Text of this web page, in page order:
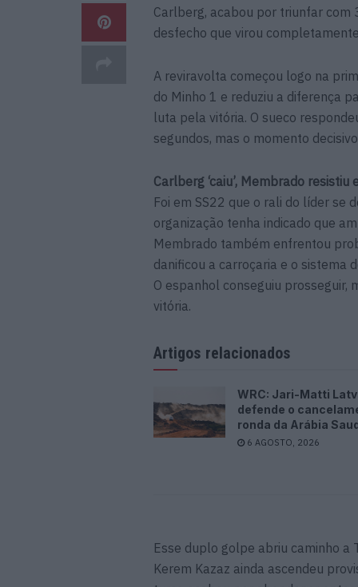
Carlberg, acabou por triunfar com
desfecho que virou
A reviravolta começou logo na
do Minho 1 e reduziu a diferença
luta pela vitória. O sueco
segundos, mas o momento
Carlberg ‘caiu’, Membrado
Foi em SS22 que o rali do líder se
organização tenha indicado que
Membrado também enfrentou
danificou a carroçaria e o sistema
O espanhol conseguiu prosseguir,
vitória.
Artigos relacionados
WRC: Jari-Matti
defende o
ronda da Arábia
6 AGOSTO, 2026
Esse duplo golpe abriu caminho a
Kerem Kazaz ainda ascendeu